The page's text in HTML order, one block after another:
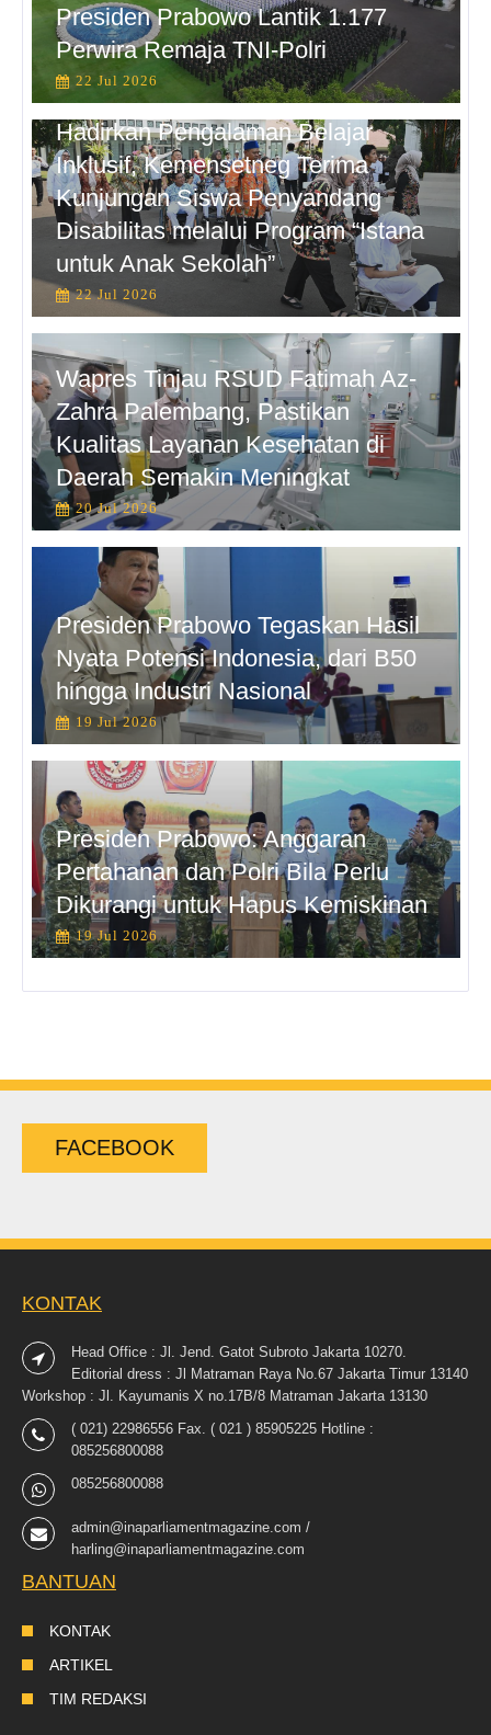
Presiden Prabowo Lantik 1.177
Perwira Remaja TNI-Polri
22 Jul 2026
Hadirkan Pengalaman Belajar
Inklusif, Kemensetneg Terima
Kunjungan Siswa Penyandang
Disabilitas melalui Program “Istana
untuk Anak Sekolah”
22 Jul 2026
Wapres Tinjau RSUD Fatimah Az-
Zahra Palembang, Pastikan
Kualitas Layanan Kesehatan di
Daerah Semakin Meningkat
20 Jul 2026
Presiden Prabowo Tegaskan Hasil
Nyata Potensi Indonesia, dari B50
hingga Industri Nasional
19 Jul 2026
Presiden Prabowo: Anggaran
Pertahanan dan Polri Bila Perlu
Dikurangi untuk Hapus Kemiskinan
19 Jul 2026
FACEBOOK
KONTAK
Head Office : Jl. Jend. Gatot Subroto Jakarta 10270.
Editorial dress : Jl Matraman Raya No.67 Jakarta Timur 13140
Workshop : Jl. Kayumanis X no.17B/8 Matraman Jakarta 13130
( 021) 22986556 Fax. ( 021 ) 85905225 Hotline :
085256800088
085256800088
admin@inaparliamentmagazine.com /
harling@inaparliamentmagazine.com
BANTUAN
KONTAK
ARTIKEL
TIM REDAKSI